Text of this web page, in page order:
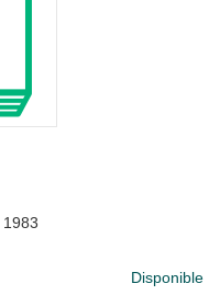
1983
Disponible